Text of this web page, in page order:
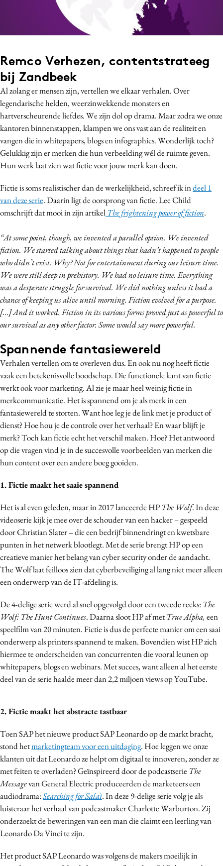
Customer Experience
Data & Insights
Design
Digital transformation
Diversiteit
Effectiviteit
Gedragsverandering
Influencer marketing
Martech
Media
PR
Programmatic
Purpose Marketing
Reputatie & crisis
Remco Verhezen, contentstrateeg
bij Zandbeek
Al zolang er mensen zijn, vertellen we elkaar verhalen. Over
legendarische helden, weerzinwekkende monsters en
hartverscheurende liefdes. We zijn dol op drama. Maar zodra we onze
kantoren binnenstappen, klampen we ons vast aan de realiteit en
vangen die in whitepapers, blogs en infographics. Wonderlijk toch?
Gelukkig zijn er merken die hun verbeelding wél de ruimte geven.
Hun werk laat zien wat fictie voor jouw merk kan doen.
Fictie is soms realistischer dan de werkelijkheid, schreef ik indeel 1
van deze serie. Daarin ligt de oorsprong van fictie. Lee Child
omschrijft dat mooi in zijn artikel The frightening power of fiction.
“At some point, though, we invented a parallel option. We invented
fiction. We started talking about things that hadn’t happened to people
who didn’t exist. Why? Not for entertainment during our leisure time.
We were still deep in prehistory. We had no leisure time. Everything
was a desperate struggle for survival. We did nothing unless it had a
chance of keeping us alive until morning. Fiction evolved for a purpose.
[…] And it worked. Fiction in its various forms proved just as powerful to
our survival as any other factor. Some would say more powerful.
Spannende fantasiewereld
Verhalen vertellen om te overleven dus. En ook nu nog heeft fictie
vaak een betekenisvolle boodschap. Die functionele kant van fictie
werkt ook voor marketing. Al zie je maar heel weinig fictie in
merkcommunicatie. Het is spannend om je als merk in een
fantasiewereld te storten. Want hoe leg je de link met je product of
dienst? Hoe hou je de controle over het verhaal? En waar blijft je
merk? Toch kan fictie echt het verschil maken. Hoe? Het antwoord
op die vragen vind je in de succesvolle voorbeelden van merken die
hun content over een andere boeg gooiden.
1. Fictie maakt het saaie spannend
Het is al even geleden, maar in 2017 lanceerde HP The Wolf. In deze
videoserie kijk je mee over de schouder van een hacker – gespeeld
door Christian Slater – die een bedrijf binnendringt en kwetsbare
punten in het netwerk blootlegt. Met de serie brengt HP op een
creatieve manier het belang van cyber security onder de aandacht.
The Wolf laat feilloos zien dat cyberbeveiliging al lang niet meer alleen
een onderwerp van de IT-afdeling is.
De 4-delige serie werd al snel opgevolgd door een tweede reeks: The
Wolf: The Hunt Continues. Daarna sloot HP af met True Alpha, een
speelfilm van 20 minuten. Fictie is dus de perfecte manier om een saai
onderwerp als printers spannend te maken. Bovendien wist HP zich
hiermee te onderscheiden van concurrenten die vooral leunen op
whitepapers, blogs en webinars. Met succes, want alleen al het eerste
deel van de serie haalde meer dan 2,2 miljoen views op YouTube.
2. Fictie maakt het abstracte tastbaar
Toen SAP het nieuwe product SAP Leonardo op de markt bracht,
stond hetmarketingteam voor een uitdaging. Hoe leggen we onze
klanten uit dat Leonardo ze helpt om digitaal te innoveren, zonder ze
met feiten te overladen? Geïnspireerd door de podcastserie The
Messagevan General Electric produceerden de marketeers een
audiodrama:Searching for Salaì. In deze 9-delige serie volg je als
luisteraar het verhaal van podcastmaker Charlotte Warburton. Zij
onderzoekt de beweringen van een man die claimt een leerling van
Leonardo Da Vinci te zijn.
Het product SAP Leonardo was volgens de makers moeilijk in